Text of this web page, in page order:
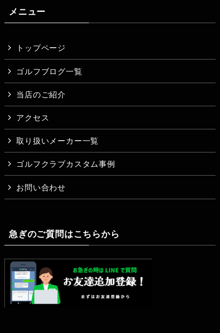
メニュー
トップページ
ゴルフブログ一覧
当店のご紹介
アクセス
取り扱いメーカー一覧
ゴルフクラブカスタム事例
お問い合わせ
急ぎのご質問はこちらから